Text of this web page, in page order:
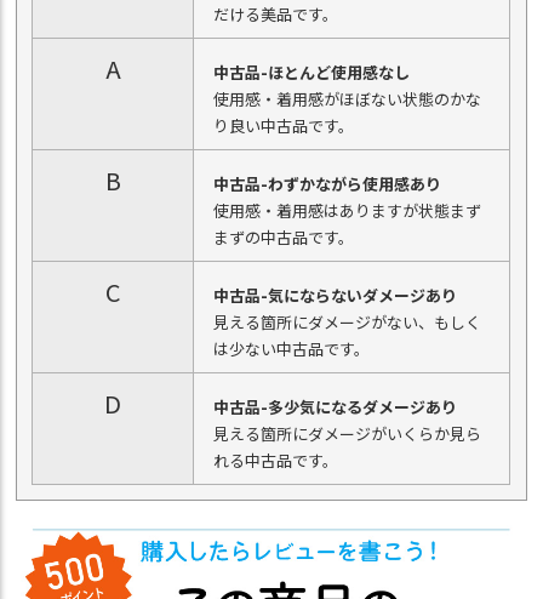
だける美品です。
A
中古品-ほとんど使用感なし
使用感・着用感がほぼない状態のかな
り良い中古品です。
B
中古品-わずかながら使用感あり
使用感・着用感はありますが状態まず
まずの中古品です。
C
中古品-気にならないダメージあり
見える箇所にダメージがない、もしく
は少ない中古品です。
D
中古品-多少気になるダメージあり
見える箇所にダメージがいくらか見ら
れる中古品です。